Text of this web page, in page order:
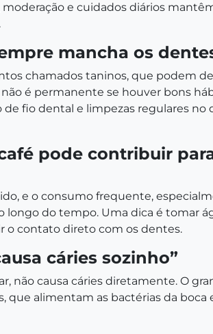
moderação e cuidados diários
mancha os
chamados taninos, que podem
é permanente se houver bons
de fio dental e limpezas regulares
café pode contribuir
e o consumo frequente,
longo do tempo. Uma dica é tomar
o contato direto com os dentes.
cáries sozinho”
não causa cáries diretamente. O
que alimentam as bactérias da boca